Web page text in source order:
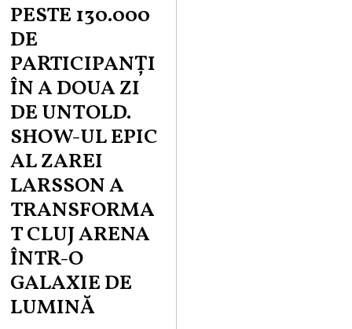
PESTE 130.000
DE
PARTICIPANȚI
ÎN A DOUA ZI
DE UNTOLD.
SHOW-UL EPIC
AL ZAREI
LARSSON A
TRANSFORMA
T CLUJ ARENA
ÎNTR-O
GALAXIE DE
LUMINĂ